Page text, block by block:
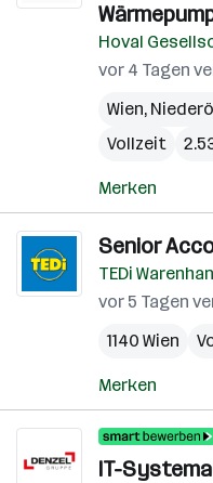
Hoval
vor 4 Tagen
Wien,
Vollzeit
Merken
Senior
TEDi
vor 5 Tagen
1140 Wien
Merken
IT-